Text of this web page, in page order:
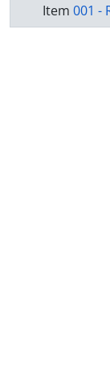
Item 001 -